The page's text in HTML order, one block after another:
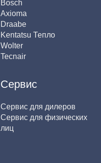
Bosch
Axioma
Draabe
Kentatsu Тепло
Wolter
Tecnair
Сервис
Сервис для дилеров
Сервис для физических
лиц